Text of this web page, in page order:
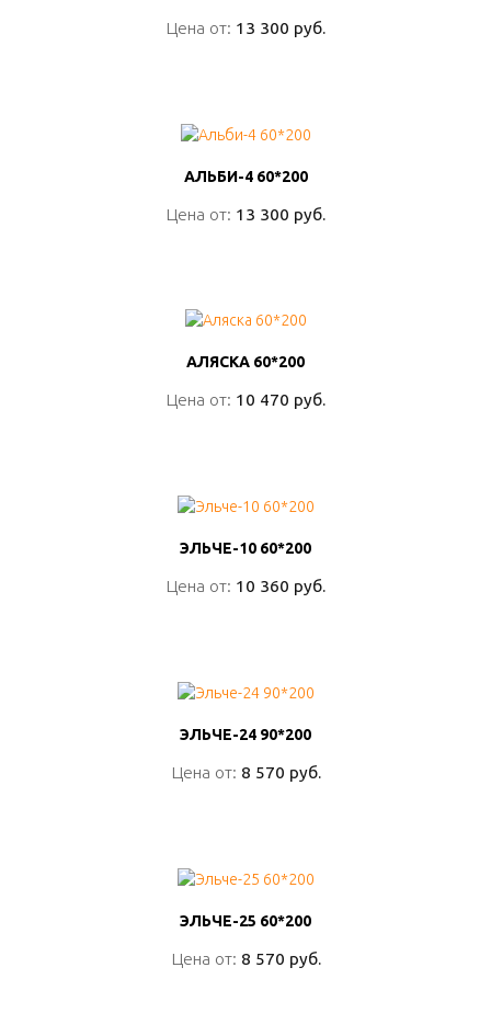
Цена от: 13 300 руб.
Цена от: 13 300 руб.
АЛЬБИ-4 60*200
Цена от: 13 300 руб.
АЛЬБИ-4 60*200
Цена от: 13 300 руб.
АЛЯСКА 60*200
Цена от: 10 470 руб.
АЛЯСКА 60*200
Цена от: 10 470 руб.
ЭЛЬЧЕ-10 60*200
Цена от: 10 360 руб.
ЭЛЬЧЕ-10 60*200
Цена от: 10 360 руб.
ЭЛЬЧЕ-24 90*200
Цена от: 8 570 руб.
ЭЛЬЧЕ-24 90*200
Цена от: 8 570 руб.
ЭЛЬЧЕ-25 60*200
Цена от: 8 570 руб.
ЭЛЬЧЕ-25 60*200
Цена от: 8 570 руб.